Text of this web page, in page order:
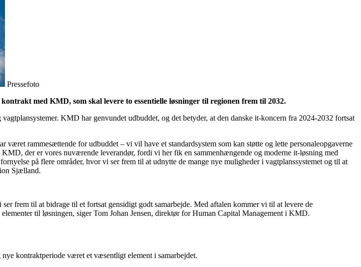
Pressefoto
med KMD, som skal levere to essentielle løsninger til regionen frem til 2032.
KMD har genvundet udbuddet, og det betyder, at den danske it-koncern fra 2024-2032 fortsat
rammesættende for udbuddet – vi vil have et standardsystem som kan støtte og lette personaleopgaverne
der er vores nuværende leverandør, fordi vi her fik en sammenhængende og moderne it-løsning med
på flere områder, hvor vi ser frem til at udnytte de mange nye muligheder i vagtplanssystemet og til at
Sjælland.
frem til at bidrage til et fortsat gensidigt godt samarbejde. Med aftalen kommer vi til at levere de
til løsningen, siger Tom Johan Jensen, direktør for Human Capital Management i KMD.
kontraktperiode været et væsentligt element i samarbejdet.